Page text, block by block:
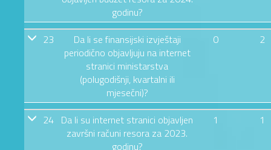
godinu?
23
Da li se finansijski izvještaji
periodično objavljuju na internet
stranici ministarstva
(polugodišnji, kvartalni ili
mjesečni)?
0 2
24 Da li su internet stranici objavljen
završni računi resora za 2023.
godinu?
1 1